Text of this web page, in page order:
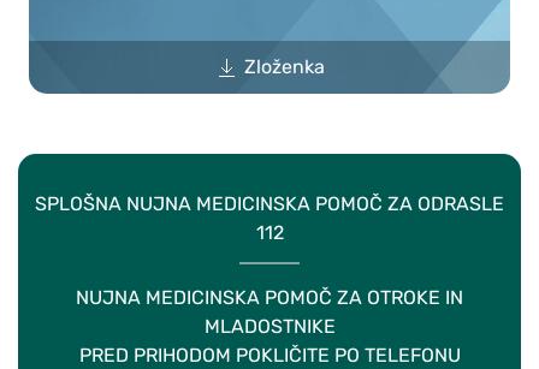
Zloženka
SPLOŠNA NUJNA MEDICINSKA POMOČ ZA ODRASLE
112
NUJNA MEDICINSKA POMOČ ZA OTROKE IN
MLADOSTNIKE
PRED PRIHODOM POKLIČITE PO TELEFONU